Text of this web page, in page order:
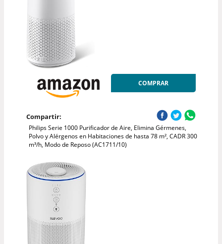
COMPRAR
Compartir:
Philips Serie 1000 Purificador de Aire, Elimina Gérmenes,
Polvo y Alérgenos en Habitaciones de hasta 78 m², CADR 300
m³/h, Modo de Reposo (AC1711/10)